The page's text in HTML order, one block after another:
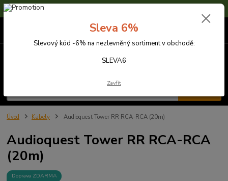
Sleva 6% na nezlevněné zboží s kódem SLEVA6
Úvod Kabely Audioquest Tower RR RCA-RCA (20m)
Audioquest Tower RR RCA-RCA
(20m)
Doprava ZDARMA
Sleva 6%
Slevový kód -6% na nezlevněný sortiment v obchodě:
SLEVA6
Zavřít